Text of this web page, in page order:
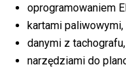
oprogramowaniem
kartami paliwowymi,
danymi z tachografu,
narzędziami do